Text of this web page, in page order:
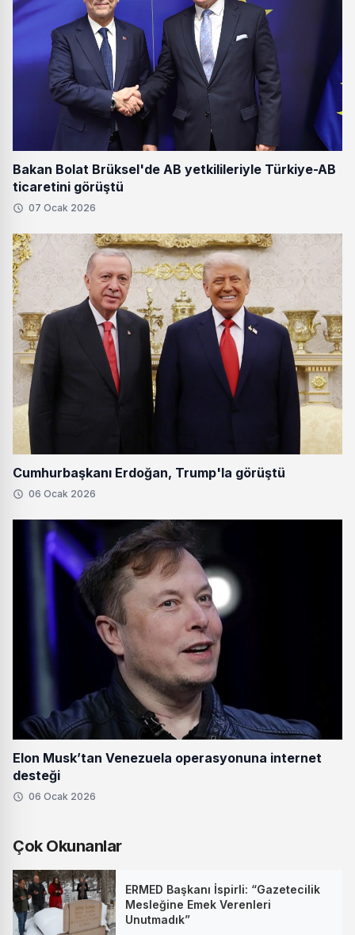
Bakan Bolat Brüksel'de AB yetkilileriyle Türkiye-AB
ticaretini görüştü
07 Ocak 2026
Cumhurbaşkanı Erdoğan, Trump'la görüştü
06 Ocak 2026
Elon Musk’tan Venezuela operasyonuna internet
desteği
06 Ocak 2026
Çok Okunanlar
ERMED Başkanı İspirli: “Gazetecilik
Mesleğine Emek Verenleri
Unutmadık”